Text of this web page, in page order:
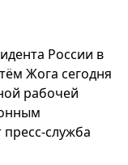
России в
Жога сегодня
рабочей
служба